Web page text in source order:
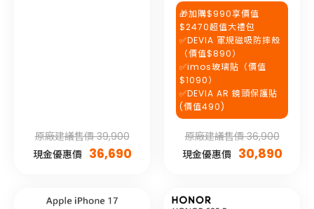
原廠建議售價 39,900
現金優惠價 36,690
🎁加購$990享價值
$2470超值大禮包
✅DEVIA 軍規磁吸防摔殼
（價值$890）
✅imos玻璃貼（價值
$1090）
✅DEVIA AR 鏡頭保護貼
(價值490)
原廠建議售價 36,900
現金優惠價 30,890